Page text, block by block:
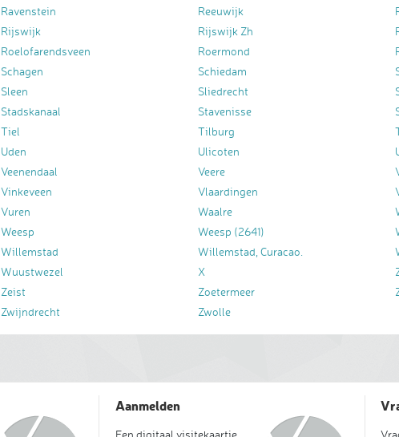
Ravenstein Reeuwijk
Rijswijk Rijswijk Zh
Roelofarendsveen Roermond
Schagen Schiedam
Sleen Sliedrecht
Stadskanaal Stavenisse
Tiel Tilburg
Uden Ulicoten
Veenendaal Veere
Vinkeveen Vlaardingen
Vuren Waalre
Weesp Weesp (2641)
Willemstad Willemstad, Curacao.
Wuustwezel X
Zeist Zoetermeer
Zwijndrecht Zwolle
Aanmelden
Een digitaal visitekaartje